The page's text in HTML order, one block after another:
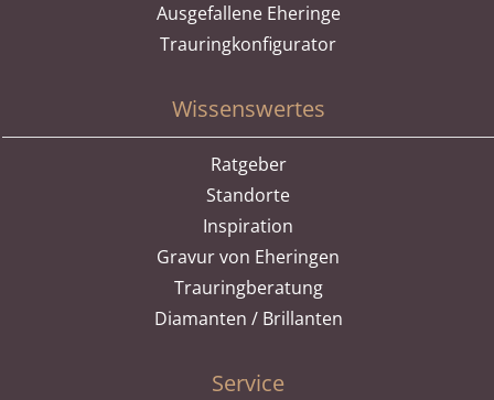
Ausgefallene Eheringe
Trauringkonfigurator
Wissenswertes
Ratgeber
Standorte
Inspiration
Gravur von Eheringen
Trauringberatung
Diamanten / Brillanten
Service